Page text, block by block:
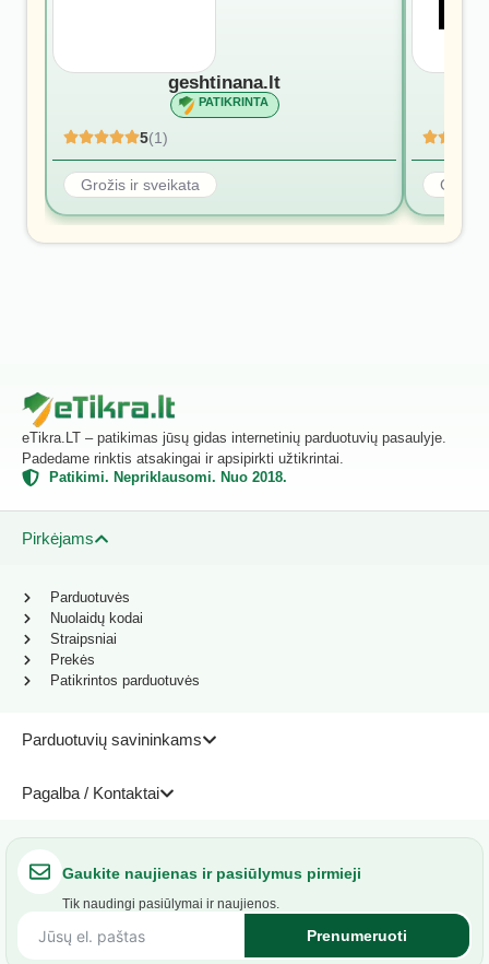
geshtinana.lt
PATIKRINTA
5(1)
Grožis ir sveikata Grožis
eTikra.LT – patikimas jūsų gidas internetinių parduotuvių pasaulyje.
Padedame rinktis atsakingai ir apsipirkti užtikrintai.
Patikimi. Nepriklausomi. Nuo 2018.
Pirkėjams
Parduotuvių savininkams
Pagalba / Kontaktai
Parduotuvės
Nuolaidų kodai
Straipsniai
Prekės
Patikrintos parduotuvės
Gaukite naujienas ir pasiūlymus pirmieji
Tik naudingi pasiūlymai ir naujienos.
Prenumeruoti